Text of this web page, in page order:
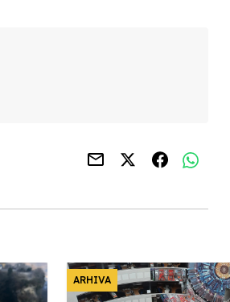
ARHIVA